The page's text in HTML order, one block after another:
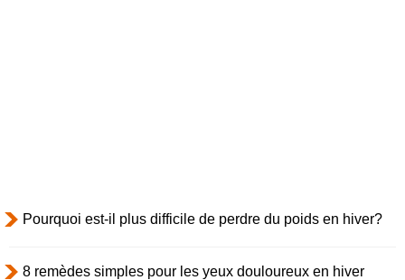
Pourquoi est-il plus difficile de perdre du poids en hiver?
8 remèdes simples pour les yeux douloureux en hiver